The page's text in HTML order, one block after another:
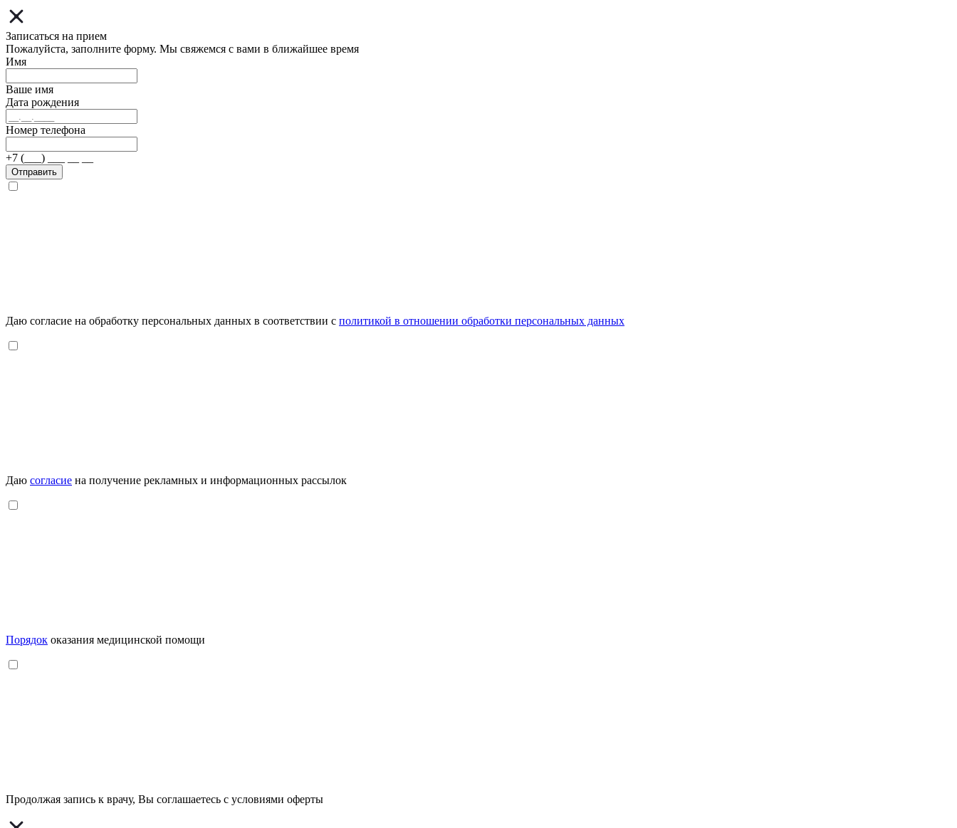
Записаться на прием
Пожалуйста, заполните форму. Мы свяжемся с вами в ближайшее время
Имя
Ваше имя
Дата рождения
Номер телефона
+7 (___) ___ __ __
Отправить
Даю согласие на обработку персональных данных в соответствии с политикой в отношении обработки персональных данных
Даю согласие на получение рекламных и информационных рассылок
Порядок оказания медицинской помощи
Продолжая запись к врачу, Вы соглашаетесь с условиями оферты